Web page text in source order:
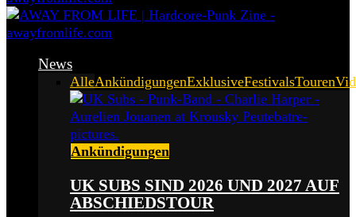
News
AlleAnkündigungenExklusiveFestivalsTouren
Ankündigungen
UK SUBS SIND 2026 UND 2027 AUF
ABSCHIEDSTOUR